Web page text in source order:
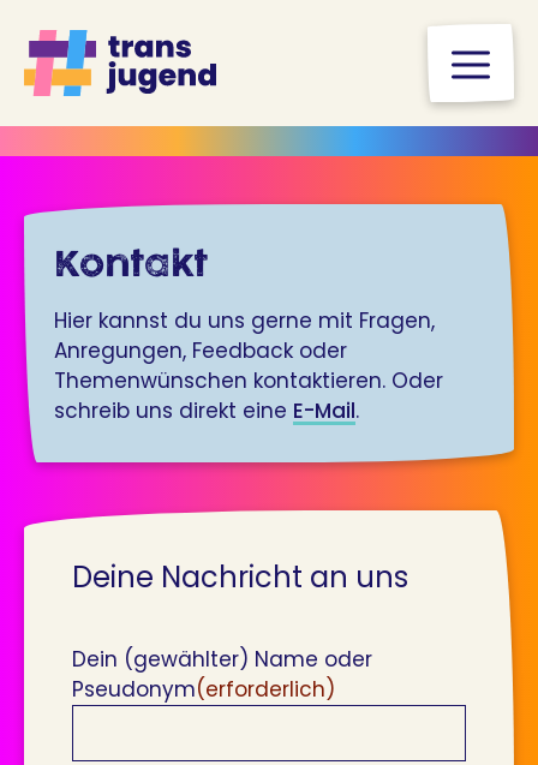
Inhalt
springen
Kontakt
Hier kannst du uns gerne mit Fragen,
Anregungen, Feedback oder
Themenwünschen kontaktieren. Oder
schreib uns direkt eine E-Mail.
Deine Nachricht an uns
Dein (gewählter) Name oder
Pseudonym(erforderlich)